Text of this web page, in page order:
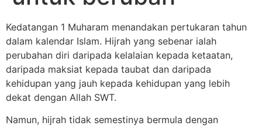
Kedatangan 1 Muharam menandakan pertukaran tahun
dalam kalendar Islam. Hijrah yang sebenar ialah
perubahan diri daripada kelalaian kepada ketaatan,
daripada maksiat kepada taubat dan daripada
kehidupan yang jauh kepada kehidupan yang lebih
dekat dengan Allah SWT.
Namun, hijrah tidak semestinya bermula dengan